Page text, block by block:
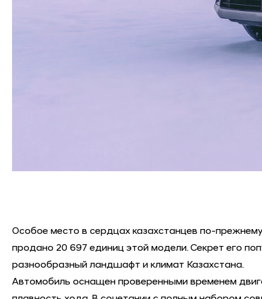
Особое место в сердцах казахстанцев по-
продано 20 697 единиц этой модели. Секрет его
разнообразный ландшафт и климат Казахстана.
Автомобиль оснащен проверенными временем